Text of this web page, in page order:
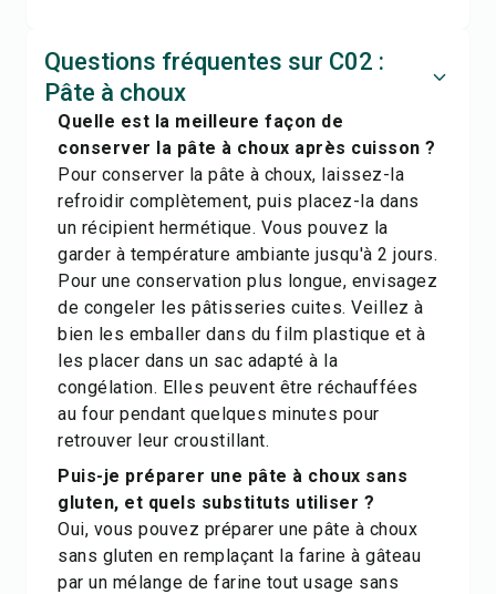
Questions fréquentes sur C02 :
Pâte à choux
Quelle est la meilleure façon de
conserver la pâte à choux après cuisson ?
Pour conserver la pâte à choux, laissez-la
refroidir complètement, puis placez-la dans
un récipient hermétique. Vous pouvez la
garder à température ambiante jusqu'à 2 jours.
Pour une conservation plus longue, envisagez
de congeler les pâtisseries cuites. Veillez à
bien les emballer dans du film plastique et à
les placer dans un sac adapté à la
congélation. Elles peuvent être réchauffées
au four pendant quelques minutes pour
retrouver leur croustillant.
Puis-je préparer une pâte à choux sans
gluten, et quels substituts utiliser ?
Oui, vous pouvez préparer une pâte à choux
sans gluten en remplaçant la farine à gâteau
par un mélange de farine tout usage sans